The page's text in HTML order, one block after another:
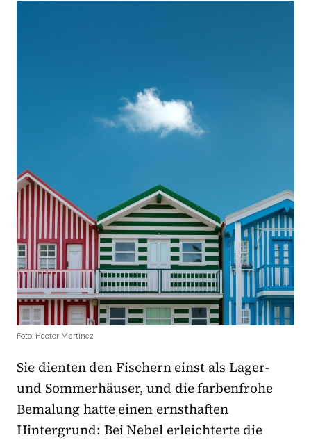
Foto: Hector Martinez
Sie dienten den Fischern einst als Lager-
und Sommerhäuser, und die farbenfrohe
Bemalung hatte einen ernsthaften
Hintergrund: Bei Nebel erleichterte die